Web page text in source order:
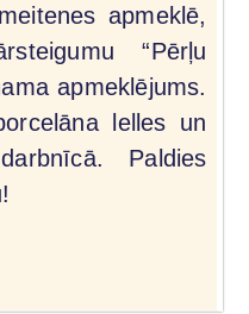
apmeklē,
“Pērļu
apmeklējums.
lelles un
Paldies